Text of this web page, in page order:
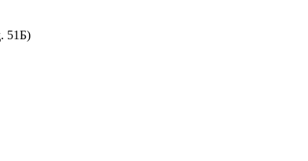
51Б)